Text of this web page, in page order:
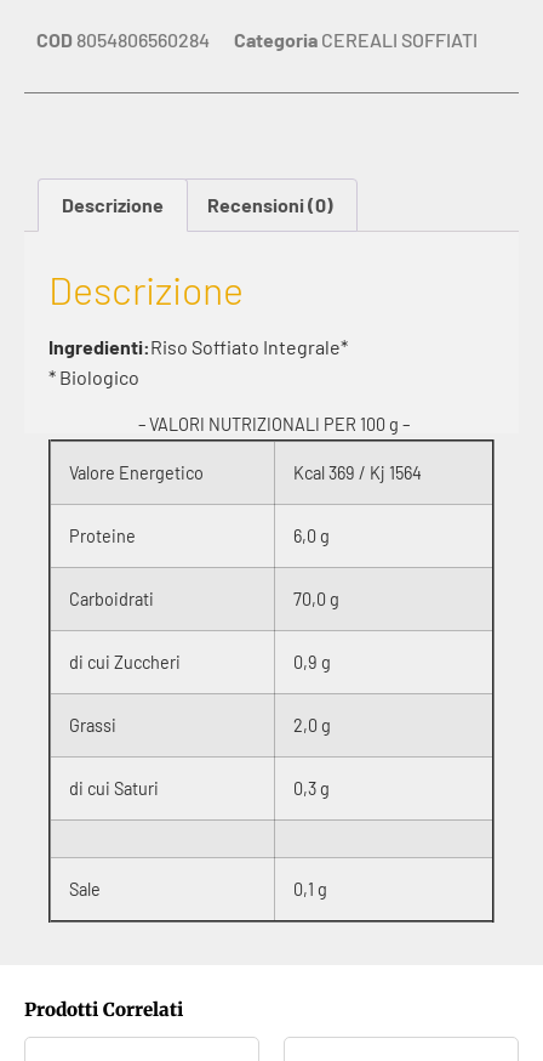
COD 8054806560284 Categoria CEREALI SOFFIATI
Descrizione Recensioni (0)
Descrizione
Ingredienti:Riso Soffiato Integrale*
* Biologico
– VALORI NUTRIZIONALI PER 100 g –
Valore Energetico Kcal 369 / Kj 1564
Proteine 6,0 g
Carboidrati 70,0 g
di cui Zuccheri 0,9 g
Grassi 2,0 g
di cui Saturi 0,3 g
Sale 0,1 g
Prodotti Correlati